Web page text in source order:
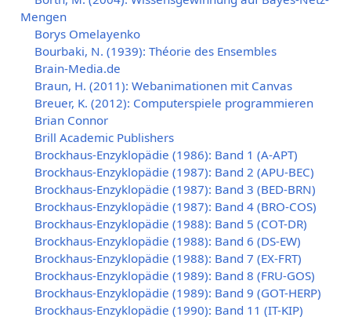
Mengen
Borys Omelayenko
Bourbaki, N. (1939): Théorie des Ensembles
Brain-Media.de
Braun, H. (2011): Webanimationen mit Canvas
Breuer, K. (2012): Computerspiele programmieren
Brian Connor
Brill Academic Publishers
Brockhaus-Enzyklopädie (1986): Band 1 (A-APT)
Brockhaus-Enzyklopädie (1987): Band 2 (APU-BEC)
Brockhaus-Enzyklopädie (1987): Band 3 (BED-BRN)
Brockhaus-Enzyklopädie (1987): Band 4 (BRO-COS)
Brockhaus-Enzyklopädie (1988): Band 5 (COT-DR)
Brockhaus-Enzyklopädie (1988): Band 6 (DS-EW)
Brockhaus-Enzyklopädie (1988): Band 7 (EX-FRT)
Brockhaus-Enzyklopädie (1989): Band 8 (FRU-GOS)
Brockhaus-Enzyklopädie (1989): Band 9 (GOT-HERP)
Brockhaus-Enzyklopädie (1990): Band 11 (IT-KIP)